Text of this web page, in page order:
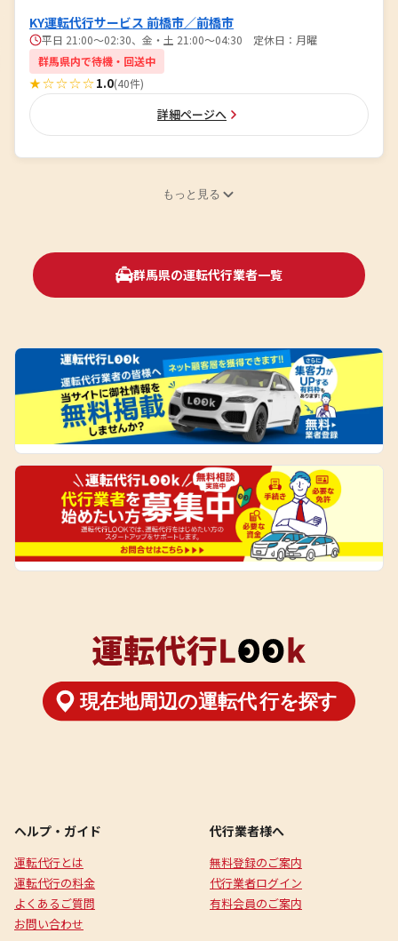
KY運転代行サービス 前橋市／前橋市
平日 21:00〜02:30、金・土 21:00〜04:30 定休日：月曜
群馬県内で待機・回送中
★☆☆☆☆1.0(40件)
詳細ページへ
もっと見る
群馬県の運転代行業者一覧
ヘルプ・ガイド
運転代行とは
運転代行の料金
よくあるご質問
お問い合わせ
代行業者様へ
無料登録のご案内
代行業者ログイン
有料会員のご案内